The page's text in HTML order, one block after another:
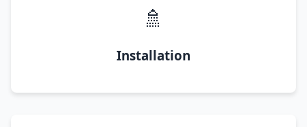
🚿
Installation